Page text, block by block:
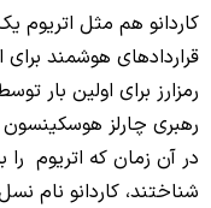
کاردانو هم مثل اتریوم
قراردادهای هوشمند
در آن زمان که اتریوم
شناختند، کاردانو نام